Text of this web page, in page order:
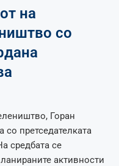
на
со
Горан
со претседателката
средбата се
активности